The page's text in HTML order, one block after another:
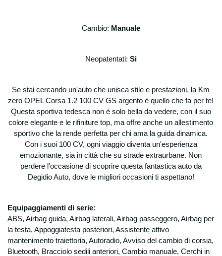
clienti e/o consumatori, ai soggetti cui
personali. Raccolta dati personali funzionale
informazioni, di preventivi, aggiornamenti
ecc..) Degidio Auto srl necessita di
raccogliere alcuni suoi dati personali: dati
anagrafici, indirizzi e nominativi, recapiti
telefonici, indirizzi e-mail, codice fiscale,
partita IVA, dati bancari.
Possono essere raccolti ed archiviati anche
dati relativi alle offerte emesse (anche se
non accettate), agli ordini stipulati, nonché
l’ottenimento delle finalità sotto riportate non
è necessaria l’acquisizione di dati personali
che il D.lgs 196 qualifica come “sensibili”.
Finalità
i dati personali sono raccolti e trattati per
Cambio: Manuale
Neopatentati: Si
Se stai cercando un'auto che unisca stile e prestazioni, la Km
zero OPEL Corsa 1.2 100 CV GS argento è quello che fa per te!
Questa sportiva tedesca non è solo bella da vedere, con il suo
colore elegante e le rifiniture top, ma offre anche un allestimento
sportivo che la rende perfetta per chi ama la guida dinamica.
Con i suoi 100 CV, ogni viaggio diventa un'esperienza
emozionante, sia in città che su strade extraurbane. Non
perdere l'occasione di scoprire questa fantastica auto da
Degidio Auto, dove le migliori occasioni ti aspettano!
Equipaggiamenti di serie:
ABS, Airbag guida, Airbag laterali, Airbag passeggero, Airbag per
la testa, Appoggiatesta posteriori, Assistente attivo
mantenimento traiettoria, Autoradio, Avviso del cambio di corsia,
Bluetooth, Bracciolo sedili anteriori, Cambio manuale, Cerchi in